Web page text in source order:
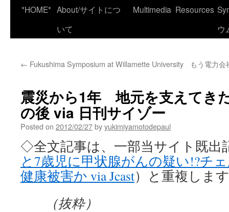
*HOME* About/サイトにつ
いて
Multimedia Resources
ウ
← Fukushima Symposium at Willamette University もう電力
震災から1年 地元を支えてき
の後 via 日刊サイゾー
Posted on 2012/02/27byyukimiyamotodepaul
◇全文記事は、一部当サイト既出
と7歳児に甲状腺がんの疑い!?チ
健康被害か via Jcast）と重複しま
（抜粋）